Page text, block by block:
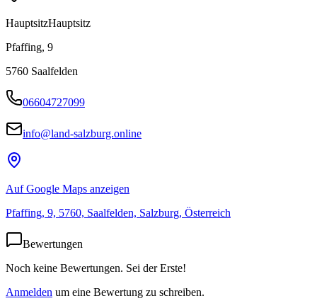
HauptsitzHauptsitz
Pfaffing, 9
5760 Saalfelden
06604727099
info@land-salzburg.online
Auf Google Maps anzeigen
Pfaffing, 9, 5760, Saalfelden, Salzburg, Österreich
Bewertungen
Noch keine Bewertungen. Sei der Erste!
Anmelden um eine Bewertung zu schreiben.